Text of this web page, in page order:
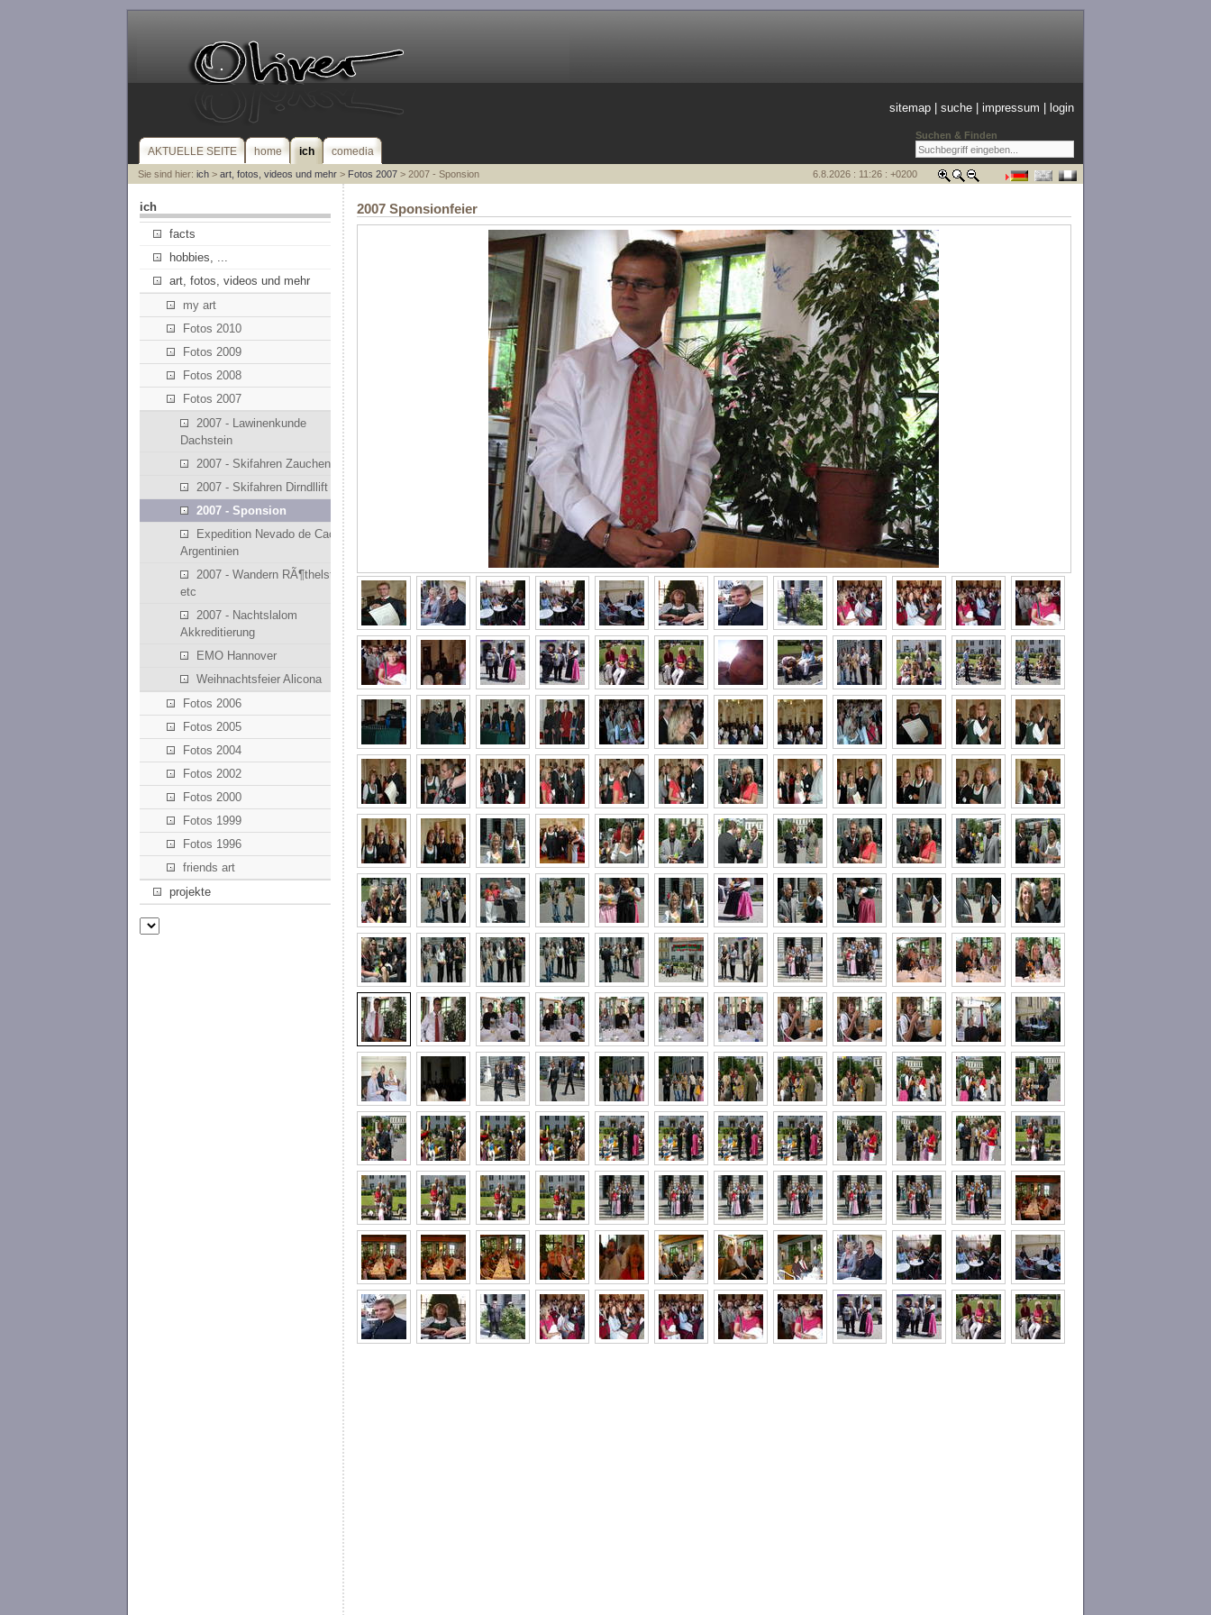
Suchen & Finden
sitemap |suche |impressum login
AKTUELLE SEITE home ich comedia
Sie sind hier: ich> art, fotos, videos und mehr> Fotos 2007> 2007 - Sponsion 6.8.2026 : 11:26 : +0200
ich
facts
hobbies, ...
art, fotos, videos und mehr
my art
Fotos 2010
Fotos 2009
Fotos 2008
Fotos 2007
2007 - Lawinenkunde
Dachstein
2007 - Skifahren Zauchensee
2007 - Skifahren Dirndllift
2007 - Sponsion
Expedition Nevado de Cachi -
Argentinien
2007 - Wandern RÃ¶thelstein
etc
2007 - Nachtslalom
Akkreditierung
EMO Hannover
Weihnachtsfeier Alicona
Fotos 2006
Fotos 2005
Fotos 2004
Fotos 2002
Fotos 2000
Fotos 1999
Fotos 1996
friends art
projekte
2007 Sponsionfeier